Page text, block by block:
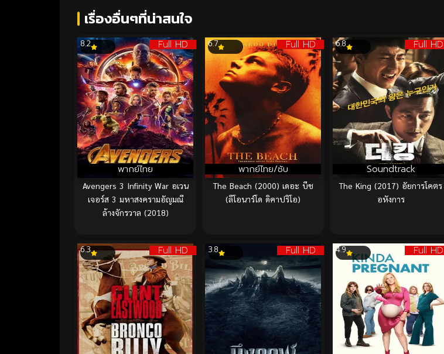
เรื่องอื่นๆที่น่าสนใจ
Full HD
พากย์ไทย
8.2
Avengers 3 Infinity War อเวน
เจอร์ส 3 มหาสงครามอัญมณี
ล้างจักรวาล (2018)
Full HD
พากย์ไทย/ซับ
6.7
The Beach (2000) เดอะ บีช
(ลีโอนาร์โด ดิคาปริโอ)
Full HD
Soundtrack
6.8
The King (2017) อัยการโคตร
อหังการ
Full HD
6.3 Full HD
3.8 Full HD
4.9